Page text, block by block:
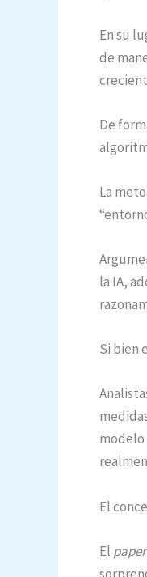
En su
de
De
La
la IA,
Si bien
modelo
El
El paper